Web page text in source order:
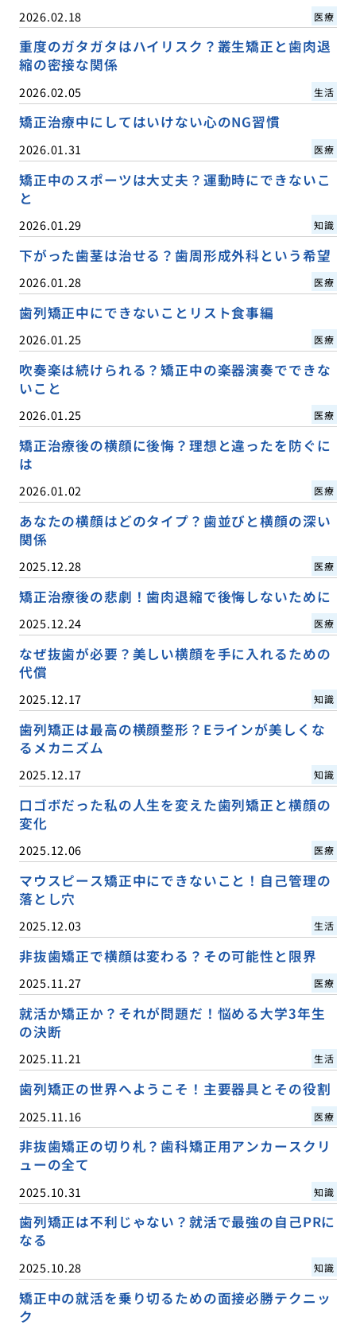
2026.02.18 医療
重度のガタガタはハイリスク？叢生矯正と歯肉退
縮の密接な関係
2026.02.05 生活
矯正治療中にしてはいけない心のNG習慣
2026.01.31 医療
矯正中のスポーツは大丈夫？運動時にできないこ
と
2026.01.29 知識
下がった歯茎は治せる？歯周形成外科という希望
2026.01.28 医療
歯列矯正中にできないことリスト食事編
2026.01.25 医療
吹奏楽は続けられる？矯正中の楽器演奏でできな
いこと
2026.01.25 医療
矯正治療後の横顔に後悔？理想と違ったを防ぐに
は
2026.01.02 医療
あなたの横顔はどのタイプ？歯並びと横顔の深い
関係
2025.12.28 医療
矯正治療後の悲劇！歯肉退縮で後悔しないために
2025.12.24 医療
なぜ抜歯が必要？美しい横顔を手に入れるための
代償
2025.12.17 知識
歯列矯正は最高の横顔整形？Eラインが美しくな
るメカニズム
2025.12.17 知識
口ゴボだった私の人生を変えた歯列矯正と横顔の
変化
2025.12.06 医療
マウスピース矯正中にできないこと！自己管理の
落とし穴
2025.12.03 生活
非抜歯矯正で横顔は変わる？その可能性と限界
2025.11.27 医療
就活か矯正か？それが問題だ！悩める大学3年生
の決断
2025.11.21 生活
歯列矯正の世界へようこそ！主要器具とその役割
2025.11.16 医療
非抜歯矯正の切り札？歯科矯正用アンカースクリ
ューの全て
2025.10.31 知識
歯列矯正は不利じゃない？就活で最強の自己PRに
なる
2025.10.28 知識
矯正中の就活を乗り切るための面接必勝テクニッ
ク